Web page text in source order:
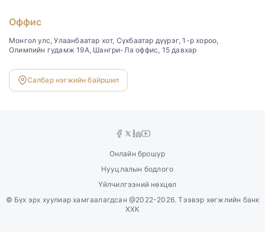
Оффис
Монгол улс, Улаанбаатар хот, Сүхбаатар дүүрэг, 1-р хороо,
Олимпийн гудамж 19А, Шангри-Ла оффис, 15 давхар
Салбар нэгжийн байршил
© Бүх эрх хуулиар хамгаалагдсан @2022-2026. Тээвэр хөгжлийн банк
ХХК
Үйлчилгээний нөхцөл
Нууцлалын бодлого
Онлайн брошур